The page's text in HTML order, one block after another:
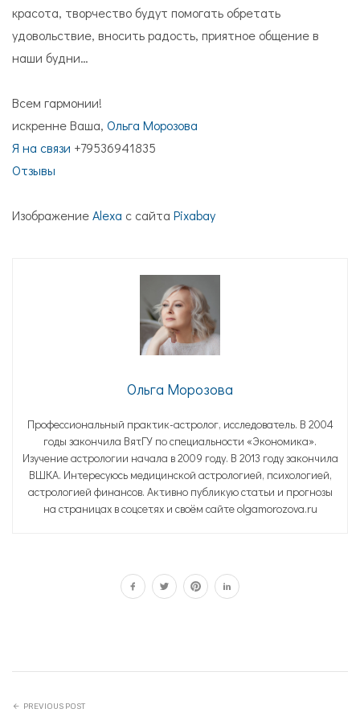
красота, творчество будут помогать обретать
удовольствие, вносить радость, приятное общение в
наши будни…
Всем гармонии!
искренне Ваша, Ольга Морозова
Я на связи +79536941835
Отзывы
ИзображениеAlexa с сайта Pixabay
Ольга Морозова
Профессиональный практик-астролог, исследователь. В 2004
годы закончила ВятГУ по специальности «Экономика».
Изучение астрологии начала в 2009 году. В 2013 году закончила
ВШКА. Интересуюсь медицинской астрологией, психологией,
астрологией финансов. Активно публикую статьи и прогнозы
на страницах в соцсетях и своём сайте olgamorozova.ru
PREVIOUS POST